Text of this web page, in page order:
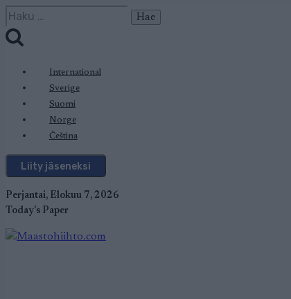
Siirry
sisältöön
Haku:
International
Sverige
Suomi
Norge
Čeština
Liity jäseneksi
Perjantai, Elokuu 7, 2026
Today's Paper